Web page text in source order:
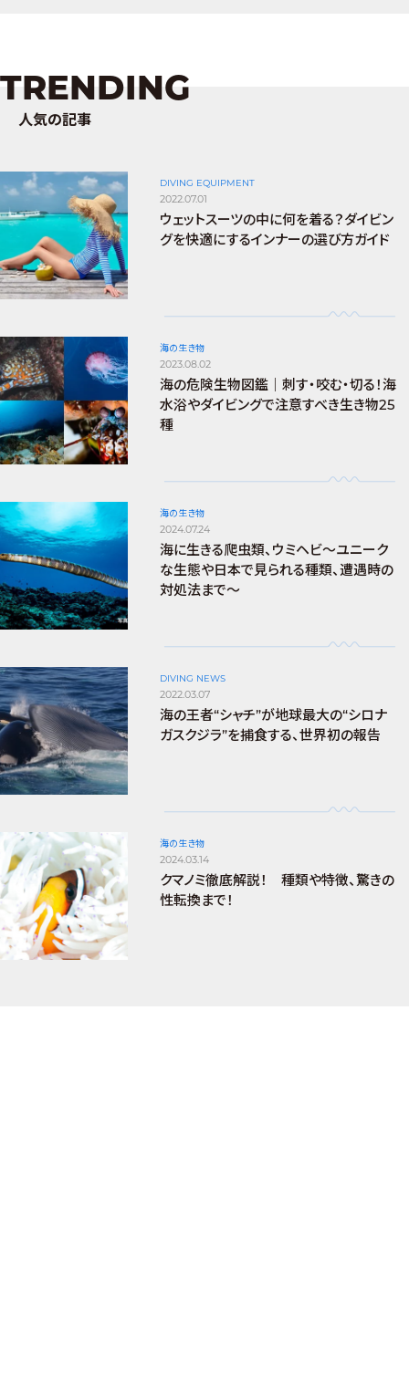
TRENDING
人気の記事
DIVING EQUIPMENT
2022.07.01
ウェットスーツの中に何を着る？ダイビン
グを快適にするインナーの選び方ガイド
海の生き物
2023.08.02
海の危険生物図鑑｜刺す・咬む・切る！海
水浴やダイビングで注意すべき生き物25
種
海の生き物
2024.07.24
海に生きる爬虫類、ウミヘビ～ユニーク
な生態や日本で見られる種類、遭遇時の
対処法まで～
DIVING NEWS
2022.03.07
海の王者“シャチ”が地球最大の“シロナ
ガスクジラ”を捕食する、世界初の報告
海の生き物
2024.03.14
クマノミ徹底解説！ 種類や特徴、驚きの
性転換まで！